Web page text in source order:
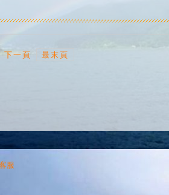
一頁 最末頁
服